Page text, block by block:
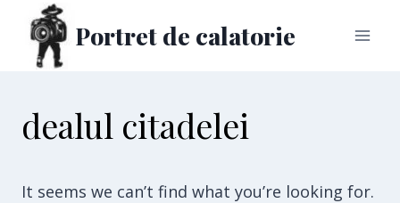
content
Portret de calatorie
dealul citadelei
It seems we can’t find what you’re looking for.